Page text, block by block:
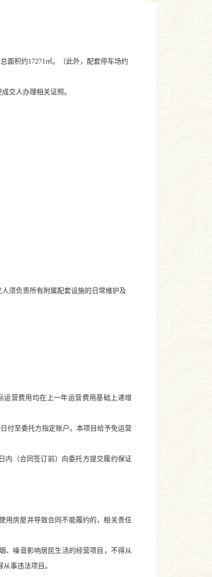
面积约17271㎡。（此外，配套停车场约
交人办理相关证照。
须负责所有附属配套设施的日常维护及
营费用均在上一年运营费用基础上递增
日付至委托方指定账户。本项目给予免运营
内（合同签订前）向委托方提交履约保证
用房屋并导致合同不能履约的，相关责任
、噪音影响居民生活的经营项目，不得从
事违法项目。